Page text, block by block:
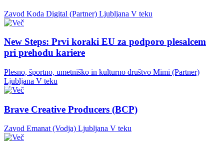
Zavod Koda Digital (Partner) Ljubljana V teku
New Steps: Prvi koraki EU za podporo plesalcem
pri prehodu kariere
Plesno, športno, umetniško in kulturno društvo Mimi (Partner)
Ljubljana V teku
Brave Creative Producers (BCP)
Zavod Emanat (Vodja) Ljubljana V teku